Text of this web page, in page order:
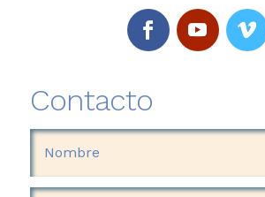
Contacto